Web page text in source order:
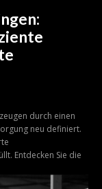
durch einen
neu definiert.
Entdecken Sie die